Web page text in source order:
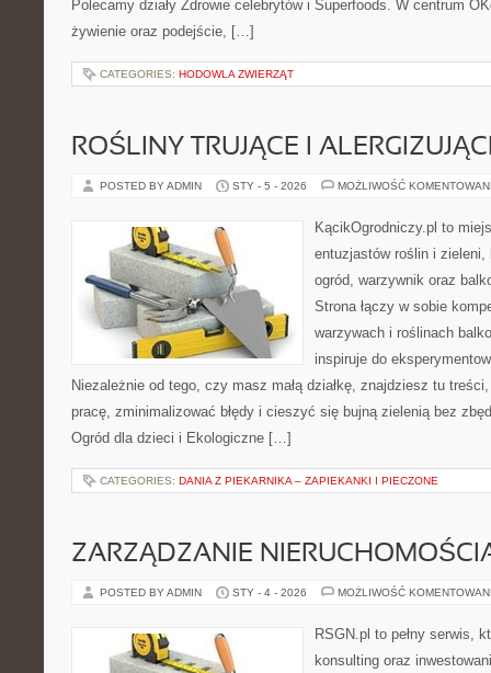
Polecamy działy Zdrowie celebrytów i Superfoods. W centrum
żywienie oraz podejście, […]
CATEGORIES: HODOWLA ZWIERZĄT
ROŚLINY TRUJĄCE I
POSTED BY ADMIN STY - 5 - 2026 MOŻLIWOŚĆ
KącikOgrodniczy.pl to
entuzjastów roślin i
ogród, warzywnik oraz
Strona łączy w sobie
warzywach i roślinach
inspiruje do
Niezależnie od tego, czy masz małą działkę, znajdziesz tu
pracę, zminimalizować błędy i cieszyć się bujną zielenią bez
Ogród dla dzieci i Ekologiczne […]
CATEGORIES: DANIA Z PIEKARNIKA – ZAPIEKANKI I PIECZONE
ZARZĄDZANIE
POSTED BY ADMIN STY - 4 - 2026 MOŻLIWOŚĆ
RSGN.pl to pełny serwis,
konsulting oraz